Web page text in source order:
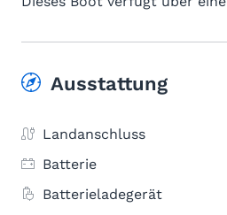
Ausstattung
Landanschluss
Batterie
Batterieladegerät